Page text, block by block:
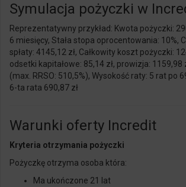
Symulacja pożyczki w
Reprezentatywny przykład: Kwota pożyczki:
6 miesięcy, Stała stopa oprocentowania: 10%,
spłaty: 4145,12 zł, Całkowity koszt pożyczki:
odsetki kapitałowe: 85,14 zł, prowizja: 1159,98
(max. RRSO: 510,5%), Wysokość raty: 5 rat po
6-ta rata 690,87 zł
Warunki oferty Incredit
Kryteria otrzymania pożyczki
Pożyczkę otrzyma osoba która:
Ma ukończone 21 lat